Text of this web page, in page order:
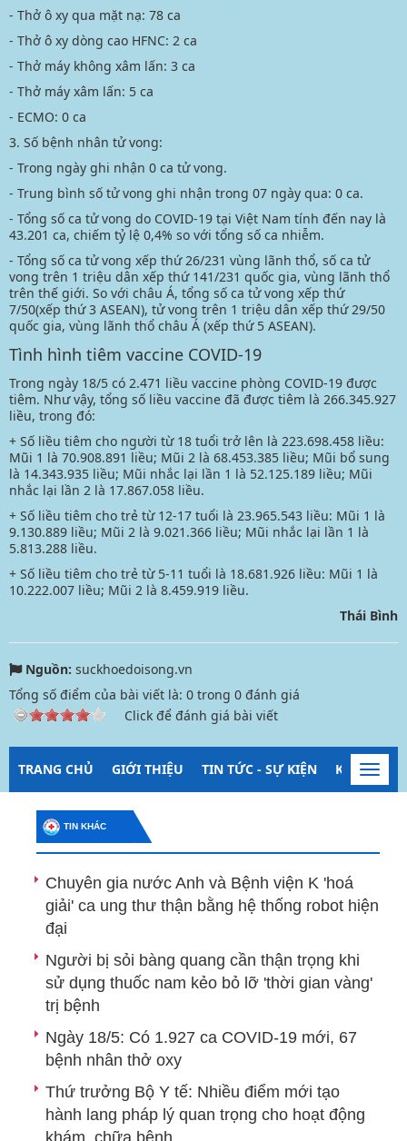
- Thở ô xy qua mặt nạ: 78 ca
- Thở ô xy dòng cao HFNC: 2 ca
- Thở máy không xâm lấn: 3 ca
- Thở máy xâm lấn: 5 ca
- ECMO: 0 ca
3. Số bệnh nhân tử vong:
- Trong ngày ghi nhận 0 ca tử vong.
- Trung bình số tử vong ghi nhận trong 07 ngày qua: 0 ca.
- Tổng số ca tử vong do COVID-19 tại Việt Nam tính đến nay là
43.201 ca, chiếm tỷ lệ 0,4% so với tổng số ca nhiễm.
- Tổng số ca tử vong xếp thứ 26/231 vùng lãnh thổ, số ca tử
vong trên 1 triệu dân xếp thứ 141/231 quốc gia, vùng lãnh thổ
trên thế giới. So với châu Á, tổng số ca tử vong xếp thứ
7/50(xếp thứ 3 ASEAN), tử vong trên 1 triệu dân xếp thứ 29/50
quốc gia, vùng lãnh thổ châu Á (xếp thứ 5 ASEAN).
Tình hình tiêm vaccine COVID-19
Trong ngày 18/5 có 2.471 liều vaccine phòng COVID-19 được
tiêm. Như vậy, tổng số liều vaccine đã được tiêm là 266.345.927
liều, trong đó:
+ Số liều tiêm cho người từ 18 tuổi trở lên là 223.698.458 liều:
Mũi 1 là 70.908.891 liều; Mũi 2 là 68.453.385 liều; Mũi bổ sung
là 14.343.935 liều; Mũi nhắc lại lần 1 là 52.125.189 liều; Mũi
nhắc lại lần 2 là 17.867.058 liều.
+ Số liều tiêm cho trẻ từ 12-17 tuổi là 23.965.543 liều: Mũi 1 là
9.130.889 liều; Mũi 2 là 9.021.366 liều; Mũi nhắc lại lần 1 là
5.813.288 liều.
+ Số liều tiêm cho trẻ từ 5-11 tuổi là 18.681.926 liều: Mũi 1 là
10.222.007 liều; Mũi 2 là 8.459.919 liều.
Thái Bình
Nguồn: suckhoedoisong.vn
Tổng số điểm của bài viết là: 0 trong 0 đánh giá
Click để đánh giá bài viết
TRANG CHỦ GIỚI THIỆU TIN TỨC - SỰ KIỆN KIỂM
TIN KHÁC
Chuyên gia nước Anh và Bệnh viện K 'hoá
giải' ca ung thư thận bằng hệ thống robot hiện
đại
Người bị sỏi bàng quang cần thận trọng khi
sử dụng thuốc nam kẻo bỏ lỡ 'thời gian vàng'
trị bệnh
Ngày 18/5: Có 1.927 ca COVID-19 mới, 67
bệnh nhân thở oxy
Thứ trưởng Bộ Y tế: Nhiều điểm mới tạo
hành lang pháp lý quan trọng cho hoạt động